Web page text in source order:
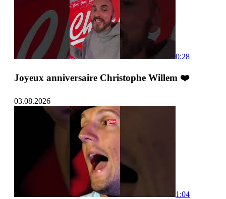
0:28
Joyeux anniversaire Christophe Willem ❤️
03.08.2026
1:04